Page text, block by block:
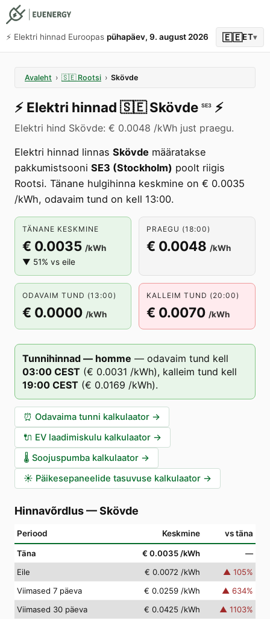
⚡️ Elektri hinnad Euroopas pühapäev, 9. august 2026 🇪🇪ET▾
Avaleht › 🇸🇪 Rootsi › Skövde
⚡️ Elektri hinnad 🇸🇪 Skövde SE3 ⚡️
Elektri hind Skövde: € 0.0048 /kWh just praegu.
Elektri hinnad linnas Skövde määratakse
pakkumistsooni SE3 (Stockholm) poolt riigis
Rootsi. Tänane hulgihinna keskmine on € 0.0035
/kWh, odavaim tund on kell 13:00.
TÄNANE KESKMINE
€ 0.0035 /kWh
▼ 51% vs eile
PRAEGU (18:00)
€ 0.0048 /kWh
ODAVAIM TUND (13:00)
€ 0.0000 /kWh
KALLEIM TUND (20:00)
€ 0.0070 /kWh
Tunnihinnad — homme — odavaim tund kell
03:00 CEST (€ 0.0031 /kWh), kalleim tund kell
19:00 CEST (€ 0.0169 /kWh).
⏰ Odavaima tunni kalkulaator →
🔌 EV laadimiskulu kalkulaator →
🌡️ Soojuspumba kalkulaator →
☀️ Päikesepaneelide tasuvuse kalkulaator →
Hinnavõrdlus—Skövde
Periood Keskmine vs täna
Täna € 0.0035 /kWh
—
Eile
€ 0.0072 /kWh ▲ 105%
Viimased 7 päeva
€ 0.0259 /kWh ▲ 634%
Viimased 30 päeva
€ 0.0425 /kWh ▲ 1103%